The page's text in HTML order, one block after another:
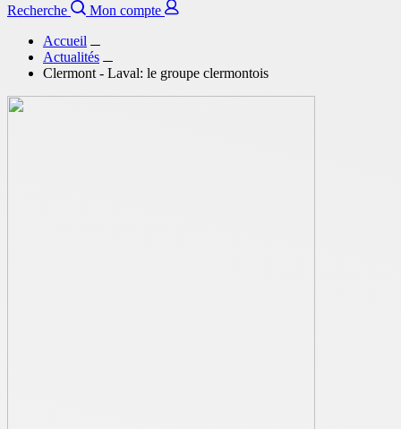
Recherche
Mon compte
Accueil
Actualités
Clermont - Laval: le groupe clermontois